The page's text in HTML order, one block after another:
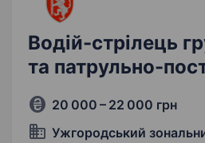
Водій-стрілець
та патрульно-
20 000 – 22 000 грн
Ужгородський